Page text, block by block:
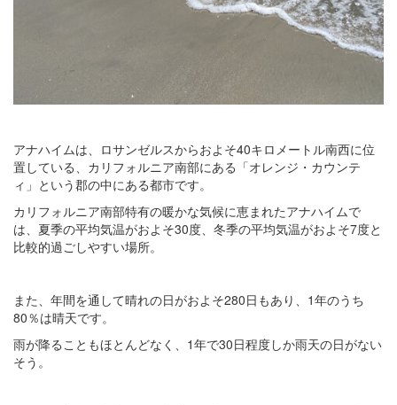
アナハイムは、ロサンゼルスからおよそ40キロメートル南西に位
置している、カリフォルニア南部にある「オレンジ・カウンテ
ィ」という郡の中にある都市です。
カリフォルニア南部特有の暖かな気候に恵まれたアナハイムで
は、夏季の平均気温がおよそ30度、冬季の平均気温がおよそ7度と
比較的過ごしやすい場所。
また、年間を通して晴れの日がおよそ280日もあり、1年のうち
80％は晴天です。
雨が降ることもほとんどなく、1年で30日程度しか雨天の日がない
そう。